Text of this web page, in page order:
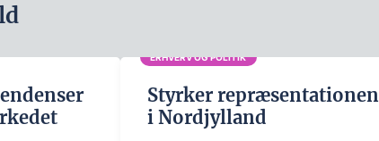
ERHVERV OG POLITIK
Styrker repræsentationen
i Nordjylland